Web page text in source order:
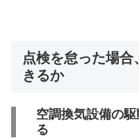
点検を怠った場
きるか
空調換気設備の
る